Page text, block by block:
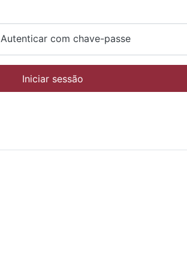
Autenticar com chave-passe
Iniciar sessão